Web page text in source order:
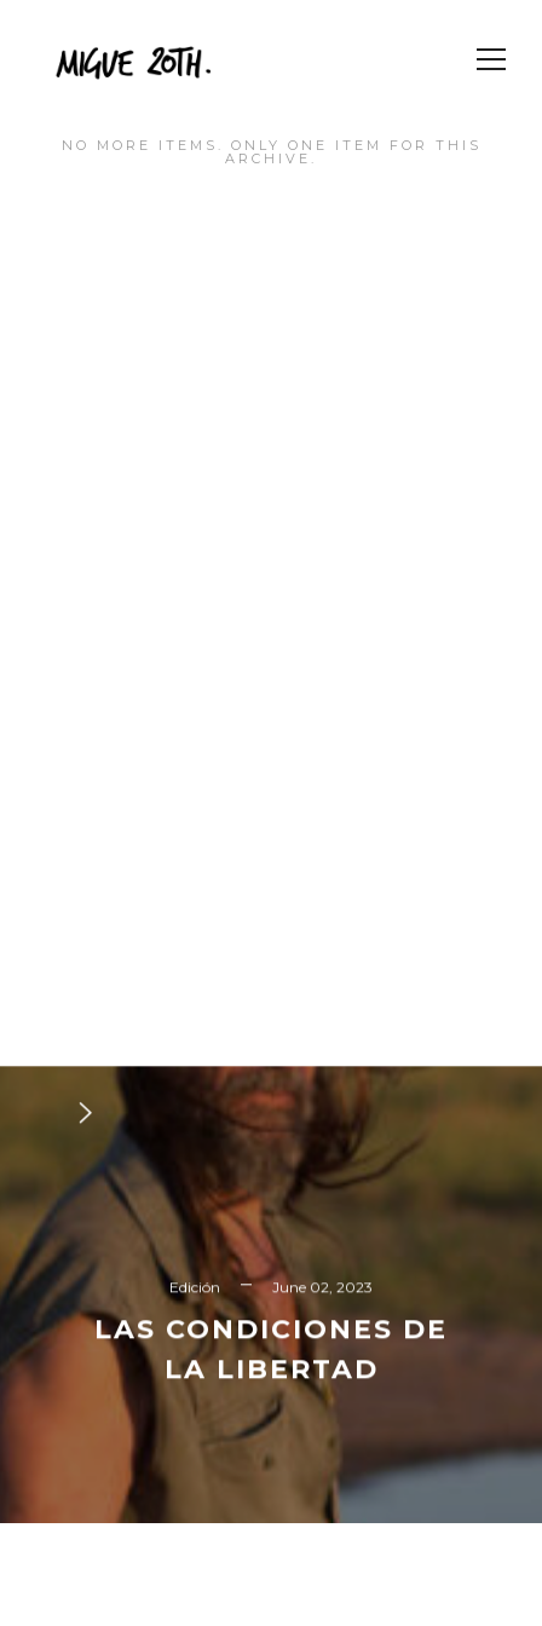
NO MORE ITEMS. ONLY ONE ITEM FOR THIS
ARCHIVE.
Edición June 02, 2023
LAS CONDICIONES DE
LA LIBERTAD